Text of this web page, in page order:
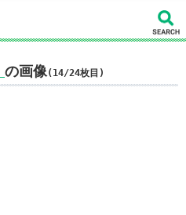
の画像(14/24枚目)